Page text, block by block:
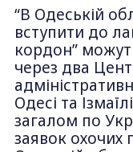
“В Одеській
вступити до
кордон”
через два
Одесі та
загалом по
заявок охочих